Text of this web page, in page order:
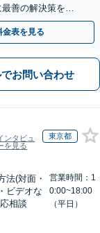
善の解決策を見
金表を見る
でお問い合わせ
ンタビュ
を見る
東京都
法(対面・
ビデオな
相談
営業時間：1
0:00~18:00
（平日）